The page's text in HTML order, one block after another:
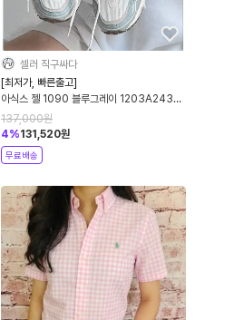
셀러 직구싸다
[최저가, 빠른출고]
아식스 젤 1090 블루그레이 1203A243-
021 데일리 슈즈 한정 판매
137,000원
4%131,520원
무료배송